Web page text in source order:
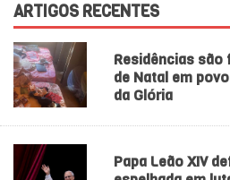
ARTIGOS RECENTES
Residências
de Natal em
da Glória
Papa Leão XIV